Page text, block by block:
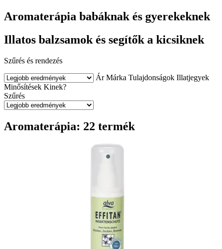
Aromaterápia babáknak és gyerekeknek
Illatos balzsamok és segítők a kicsiknek
Szűrés és rendezés
Ár Márka Tulajdonságok Illatjegyek
Minősítések Kinek?
Szűrés
Aromaterápia: 22 termék